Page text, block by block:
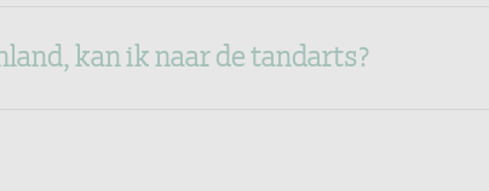
kan ik naar de tandarts?